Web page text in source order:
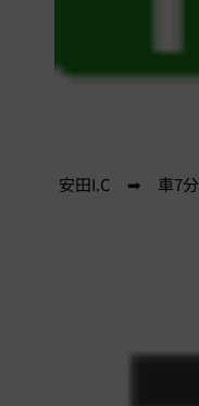
安田I.C ➡ 車7分